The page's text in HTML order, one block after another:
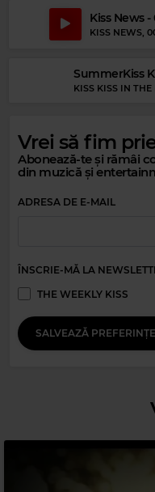
Magic Relax
EVA WILSON–YOU SEXY
Kiss News -
KISS NEWS,
SummerKiss
KISS KISS IN THE
Vrei să fim
Abonează-te și rămâi
din muzică și
ADRESA DE E-MAIL
ÎNSCRIE-MĂ LA
THE WEEKLY KISS
SALVEAZĂ